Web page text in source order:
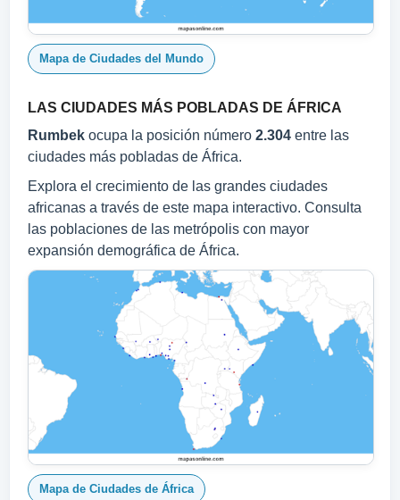
Mapa de Ciudades del Mundo
LAS CIUDADES MÁS POBLADAS DE ÁFRICA
Rumbek ocupa la posición número 2.304 entre las
ciudades más pobladas de África.
Explora el crecimiento de las grandes ciudades
africanas a través de este mapa interactivo. Consulta
las poblaciones de las metrópolis con mayor
expansión demográfica de África.
Mapa de Ciudades de África